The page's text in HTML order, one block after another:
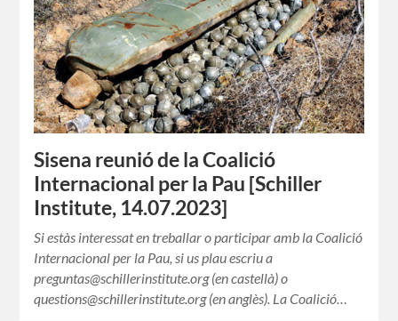
Sisena reunió de la Coalició
Internacional per la Pau [Schiller
Institute, 14.07.2023]
Si estàs interessat en treballar o participar amb la Coalició
Internacional per la Pau, si us plau escriu a
preguntas@schillerinstitute.org (en castellà) o
questions@schillerinstitute.org (en anglès). La Coalició…